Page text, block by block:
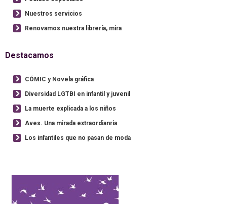
Nuestros servicios
Renovamos nuestra librería, mira
Destacamos
CÓMIC y Novela gráfica
Diversidad LGTBI en infantil y juvenil
La muerte explicada a los niños
Aves. Una mirada extraordianria
Los infantiles que no pasan de moda